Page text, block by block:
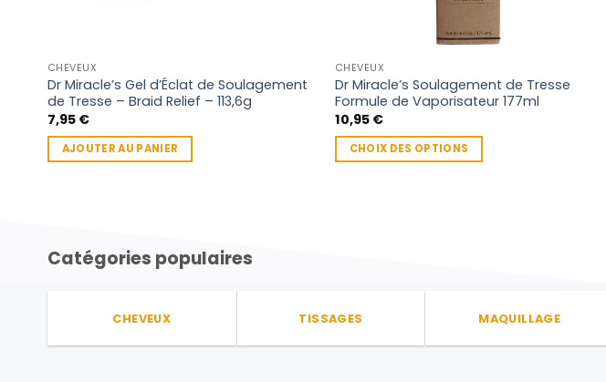
CHEVEUX
Dr Miracle’s Gel d’Éclat de Soulagement
de Tresse – Braid Relief – 113,6g
7,95 €
AJOUTER AU PANIER
CHEVEUX
Dr Miracle’s Soulagement de Tresse
Formule de Vaporisateur 177ml
10,95 €
CHOIX DES OPTIONS
peuvent
Catégories populaires
CHEVEUX TISSAGES MAQUILLAGE